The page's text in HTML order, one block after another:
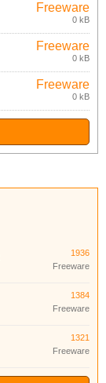
Freeware
0 kB
Freeware
0 kB
Freeware
0 kB
1936
Freeware
1384
Freeware
1321
Freeware